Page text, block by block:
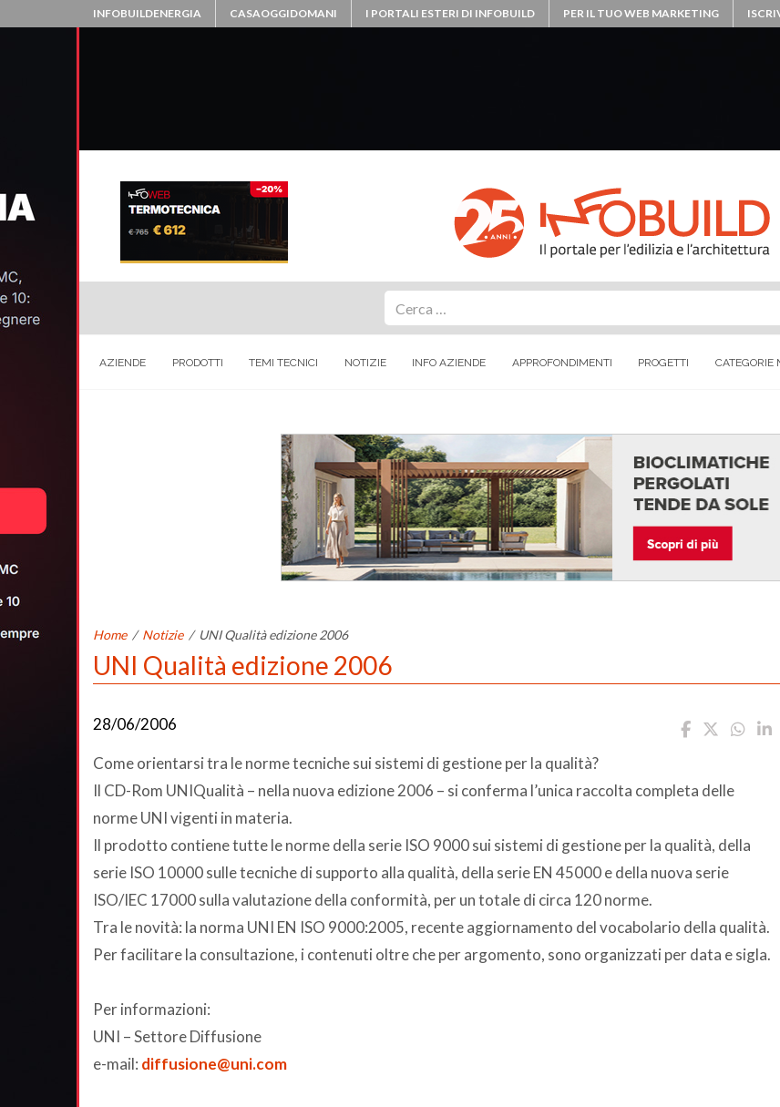
INFOBUILDENERGIA CASAOGGIDOMANI I PORTALI ESTERI DI INFOBUILD PER IL TUO WEB MARKETING
AZIENDE PRODOTTI TEMI TECNICI NOTIZIE INFO AZIENDE APPROFONDIMENTI PROGETTI CATEGORIE
Home / Notizie / UNI Qualità edizione 2006
UNI Qualità edizione 2006
28/06/2006
Come orientarsi tra le norme tecniche sui sistemi di gestione per la qualità?
Il CD-Rom UNIQualità – nella nuova edizione 2006 – si conferma l’unica raccolta completa delle
norme UNI vigenti in materia.
Il prodotto contiene tutte le norme della serie ISO 9000 sui sistemi di gestione per la qualità, della
serie ISO 10000 sulle tecniche di supporto alla qualità, della serie EN 45000 e della nuova serie
ISO/IEC 17000 sulla valutazione della conformità, per un totale di circa 120 norme.
Tra le novità: la norma UNI EN ISO 9000:2005, recente aggiornamento del vocabolario della qualità.
Per facilitare la consultazione, i contenuti oltre che per argomento, sono organizzati per data e sigla.
Per informazioni:
UNI – Settore Diffusione
e-mail: diffusione@uni.com